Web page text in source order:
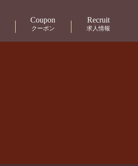
Coupon
クーポン
Recruit
求人情報